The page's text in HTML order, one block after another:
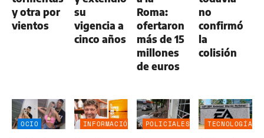
y otra por
vientos
su
vigencia a
cinco años
Roma:
ofertaron
más de 15
millones
de euros
no
confirmó
la
colisión
OCIO
INFORMACIÓN
POLICIALES TECNOLOGÍA